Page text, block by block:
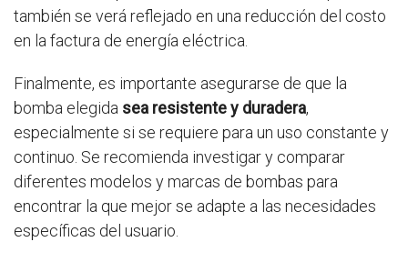
también se verá reflejado en una reducción del costo
en la factura de energía eléctrica.
Finalmente, es importante asegurarse de que la
bomba elegida sea resistente y duradera,
especialmente si se requiere para un uso constante y
continuo. Se recomienda investigar y comparar
diferentes modelos y marcas de bombas para
encontrar la que mejor se adapte a las necesidades
específicas del usuario.